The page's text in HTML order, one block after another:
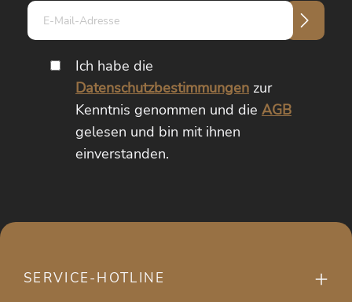
Adresse*
Ich habe die
Datenschutzbestimmungenzur
Kenntnis genommen und die AGB
gelesen und bin mit ihnen
einverstanden.
SERVICE-HOTLINE